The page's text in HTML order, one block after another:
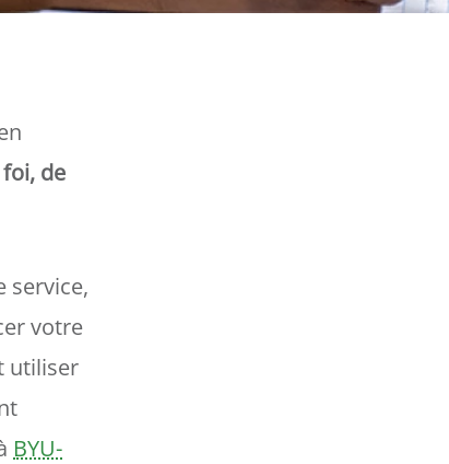
foi, de
service,
votre
utiliser
BYU-